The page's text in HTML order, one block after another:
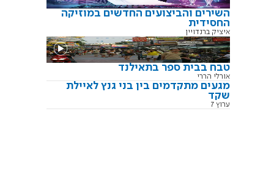
השירים והביצועים החדשים במוזיקה
החסידית
איציק ברנדויין
טבח בבית ספר בתאילנד
אורלי הררי
מגעים מתקדמים בין בני גנץ לאיילת
שקד
ערוץ 7